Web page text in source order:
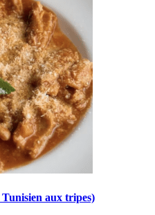
aux tripes)